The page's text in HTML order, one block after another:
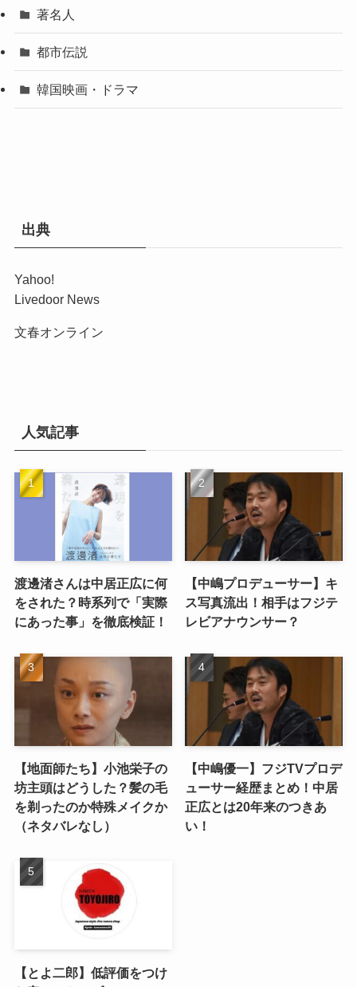
著名人
都市伝説
韓国映画・ドラマ
出典
Yahoo!
Livedoor News
文春オンライン
人気記事
渡邊渚さんは中居正広に何
をされた？時系列で「実際
にあった事」を徹底検証！
【中嶋プロデューサー】キ
ス写真流出！相手はフジテ
レビアナウンサー？
【地面師たち】小池栄子の
坊主頭はどうした？髪の毛
を剃ったのか特殊メイクか
（ネタバレなし）
【中嶋優一】フジTVプロデ
ューサー経歴まとめ！中居
正広とは20年来のつきあ
い！
【とよ二郎】低評価をつけ